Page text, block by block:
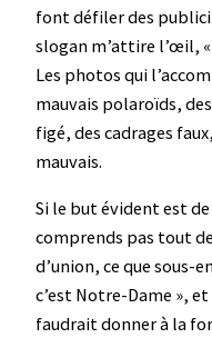
font défiler des
slogan m’attire l’œil, «
Les photos qui
mauvais polaroïds,
figé, des cadrages
mauvais.
Si le but évident est
comprends pas tout
d’union, ce que sous-
c’est Notre-Dame »,
faudrait donner à la